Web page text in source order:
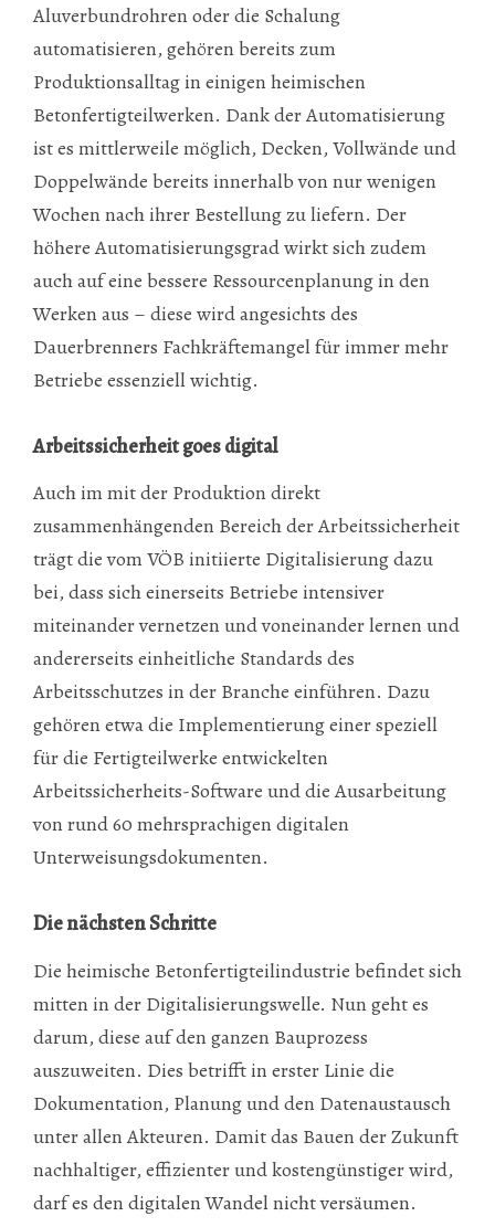
Aluverbundrohren oder die Schalung
automatisieren, gehören bereits zum
Produktionsalltag in einigen heimischen
Betonfertigteilwerken. Dank der Automatisierung
ist es mittlerweile möglich, Decken, Vollwände und
Doppelwände bereits innerhalb von nur wenigen
Wochen nach ihrer Bestellung zu liefern. Der
höhere Automatisierungsgrad wirkt sich zudem
auch auf eine bessere Ressourcenplanung in den
Werken aus – diese wird angesichts des
Dauerbrenners Fachkräftemangel für immer mehr
Betriebe essenziell wichtig.
Arbeitssicherheit goes digital
Auch im mit der Produktion direkt
zusammenhängenden Bereich der Arbeitssicherheit
trägt die vom VÖB initiierte Digitalisierung dazu
bei, dass sich einerseits Betriebe intensiver
miteinander vernetzen und voneinander lernen und
andererseits einheitliche Standards des
Arbeitsschutzes in der Branche einführen. Dazu
gehören etwa die Implementierung einer speziell
für die Fertigteilwerke entwickelten
Arbeitssicherheits-Software und die Ausarbeitung
von rund 60 mehrsprachigen digitalen
Unterweisungsdokumenten.
Die nächsten Schritte
Die heimische Betonfertigteilindustrie befindet sich
mitten in der Digitalisierungswelle. Nun geht es
darum, diese auf den ganzen Bauprozess
auszuweiten. Dies betrifft in erster Linie die
Dokumentation, Planung und den Datenaustausch
unter allen Akteuren. Damit das Bauen der Zukunft
nachhaltiger, effizienter und kostengünstiger wird,
darf es den digitalen Wandel nicht versäumen.